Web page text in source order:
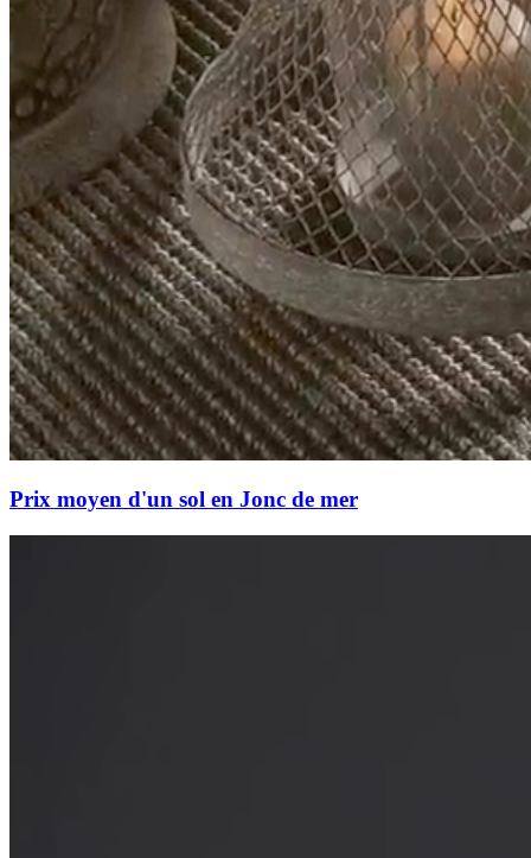
Prix moyen d'un sol en Jonc de mer